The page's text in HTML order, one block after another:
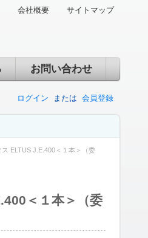
会社概要 サイトマップ
お問い合わせ
ログイン または 会員登録
ス ELTUS J.E.400＜１本＞（委
＜１本＞（委